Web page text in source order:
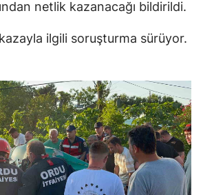
netlik kazanacağı bildirildi.
ilgili soruşturma sürüyor.